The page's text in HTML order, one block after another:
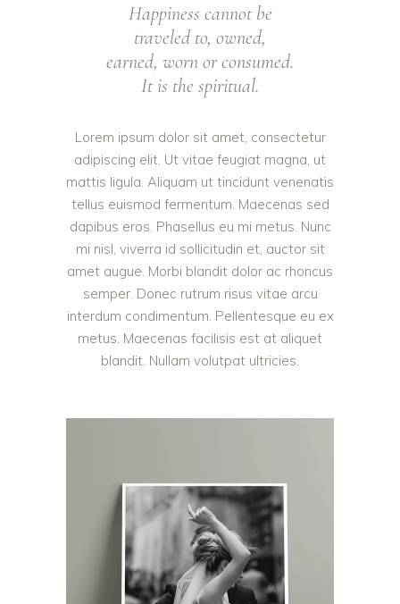
Happiness cannot be
traveled to, owned,
earned, worn or consumed.
It is the spiritual.
Lorem ipsum dolor sit amet, consectetur
adipiscing elit. Ut vitae feugiat magna, ut
mattis ligula. Aliquam ut tincidunt venenatis
tellus euismod fermentum. Maecenas sed
dapibus eros. Phasellus eu mi metus. Nunc
mi nisl, viverra id sollicitudin et, auctor sit
amet augue. Morbi blandit dolor ac rhoncus
semper. Donec rutrum risus vitae arcu
interdum condimentum. Pellentesque eu ex
metus. Maecenas facilisis est at aliquet
blandit. Nullam volutpat ultricies.